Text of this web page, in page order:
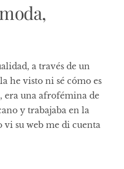
a través de un
he visto ni sé cómo es
era una afrofémina de
y trabajaba en la
vi su web me di cuenta